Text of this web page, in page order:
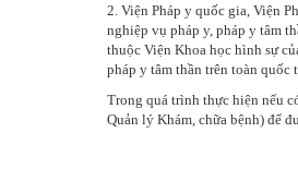
2. Viện Pháp y quốc gia, Viện
nghiệp vụ pháp y, pháp y tâm
thuộc Viện Khoa học hình sự
pháp y tâm thần trên toàn
Trong quá trình thực hiện nếu
Quản lý Khám, chữa bệnh) để